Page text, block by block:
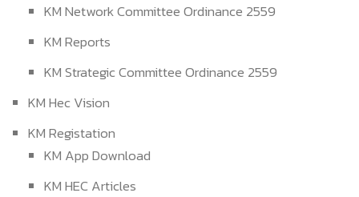
KM Network Committee Ordinance 2559
KM Reports
KM Strategic Committee Ordinance 2559
KM Hec Vision
KM Registation
KM App Download
KM HEC Articles